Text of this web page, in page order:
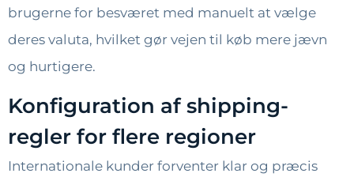
brugerne for besværet med manuelt at vælge
deres valuta, hvilket gør vejen til køb mere jævn
og hurtigere.
Konfiguration af shipping-
regler for flere regioner
Internationale kunder forventer klar og præcis